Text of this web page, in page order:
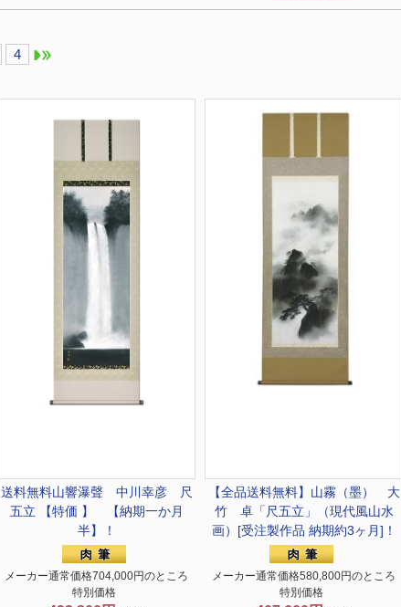
4
送料無料山響瀑聲 中川幸彦 尺
五立 【特価 】 【納期一か月
半】！
メーカー通常価格704,000円のところ
特別価格
【全品送料無料】 山霧（墨） 大
竹 卓「尺五立」（現代風山水
画）[受注製作品 納期約3ヶ月]！
メーカー通常価格580,800円のところ
特別価格